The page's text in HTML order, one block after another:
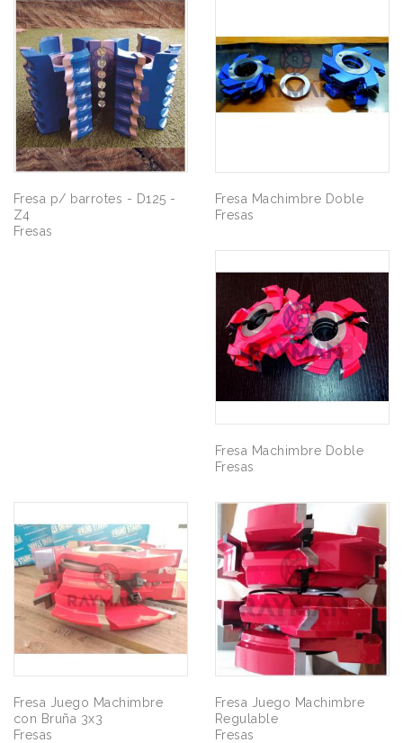
Fresa p/ barrotes - D125 -
Z4
Fresas
Fresa Machimbre Doble
Fresas
Fresa Machimbre Doble
Fresas
Fresa Juego Machimbre
con Bruña 3x3
Fresas
Fresa Juego Machimbre
Regulable
Fresas